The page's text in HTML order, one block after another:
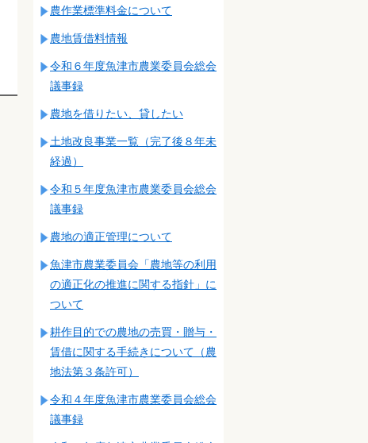
農作業標準料金について
農地賃借料情報
令和６年度魚津市農業委員会総会
議事録
農地を借りたい、貸したい
土地改良事業一覧（完了後８年未
経過）
令和５年度魚津市農業委員会総会
議事録
農地の適正管理について
魚津市農業委員会「農地等の利用
の適正化の推進に関する指針」に
ついて
耕作目的での農地の売買・贈与・
賃借に関する手続きについて（農
地法第３条許可）
令和４年度魚津市農業委員会総会
議事録